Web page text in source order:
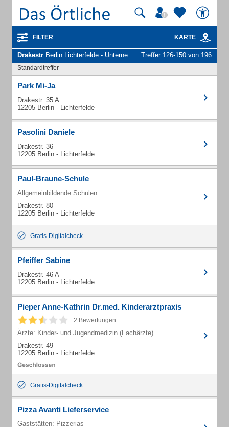
FILTER KARTE
Drakestr Berlin Lichterfelde - Unternehmen und Personen Treffer 126-150 von 196
Standardtreffer
Park Mi-Ja
Drakestr. 35 A
12205 Berlin - Lichterfelde
Pasolini Daniele
Drakestr. 36
12205 Berlin - Lichterfelde
Paul-Braune-Schule
Allgemeinbildende Schulen
Drakestr. 80
12205 Berlin - Lichterfelde
Gratis-Digitalcheck
Pfeiffer Sabine
Drakestr. 46 A
12205 Berlin - Lichterfelde
Pieper Anne-Kathrin Dr.med. Kinderarztpraxis
2 Bewertungen
Ärzte: Kinder- und Jugendmedizin (Fachärzte)
Drakestr. 49
12205 Berlin - Lichterfelde
Gratis-Digitalcheck
Pizza Avanti Lieferservice
Gaststätten: Pizzerias